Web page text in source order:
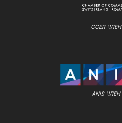
CCER ЧЛЕН
ANIS ЧЛЕН